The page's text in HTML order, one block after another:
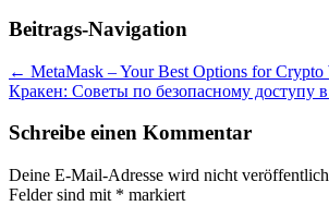
Beitrags-Navigation
← MetaMask – Your Best Options for Crypto
Кракен: Советы по безопасному доступу
Schreibe einen Kommentar
Deine E-Mail-Adresse wird nicht
Felder sind mit * markiert